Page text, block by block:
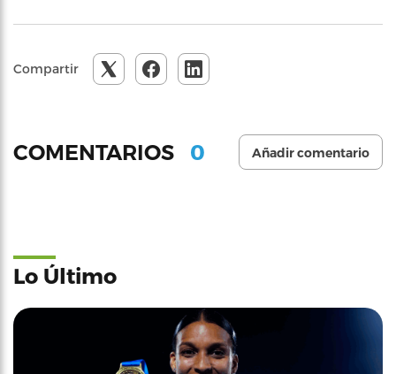
Compartir
COMENTARIOS 0 Añadir comentario
Lo Último